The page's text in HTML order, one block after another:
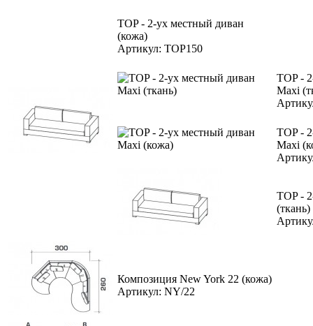
TOP - 2-ух местный диван
(кожа)
Артикул: TOP150
TOP -
Maxi
TOP -
Maxi
TOP -
(ткань)
Композиция New York 22 (кожа)
Артикул: NY/22